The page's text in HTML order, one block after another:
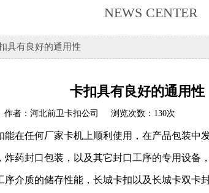
NEWS CENTER
具有良好的通用性
卡扣具有良好的通用性
作者：河北前卫卡扣公司 浏览次数：130次
在任何厂家卡机上顺利使用，在产品包装中
药封口包装，以及其它封口工序的专用设备
介质的储存性能，长城卡扣以及长城卡双卡